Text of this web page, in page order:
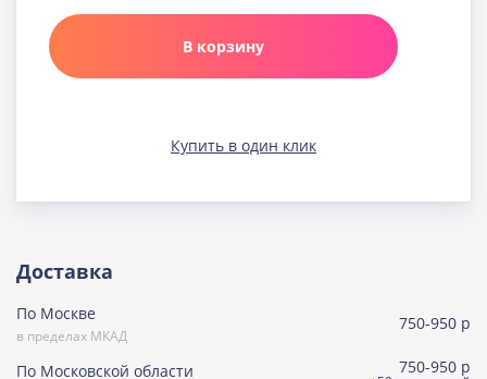
Карамельная
Узнать подробнее о начинке
(постная)
В корзину
Купить в один клик
Доставка
По Москве
в пределах МКАД
750-950 р
По Московской области 750-950 р